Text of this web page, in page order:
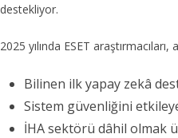
destekliyor.
2025 yılında ESET
Bilinen ilk yapay zekâ
Sistem güvenliğini
İHA sektörü dâhil olmak